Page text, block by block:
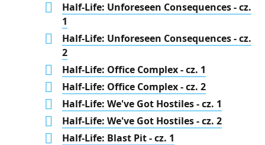
Half-Life: Unforeseen Consequences - cz.
1
Half-Life: Unforeseen Consequences - cz.
2
Half-Life: Office Complex - cz. 1
Half-Life: Office Complex - cz. 2
Half-Life: We've Got Hostiles - cz. 1
Half-Life: We've Got Hostiles - cz. 2
Half-Life: Blast Pit - cz. 1